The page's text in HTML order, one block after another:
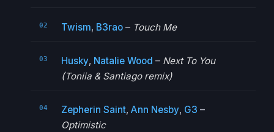
Twism, B3rao– Touch Me
Husky, Natalie Wood – Next To You
(Toniia & Santiago remix)
Zepherin Saint, Ann Nesby, G3 –
Optimistic